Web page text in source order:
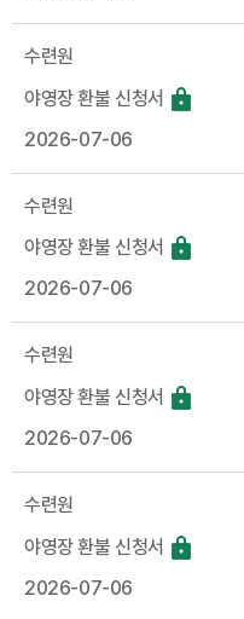
수련원
야영장 환불 신청서
2026-07-06
수련원
야영장 환불 신청서
2026-07-06
수련원
야영장 환불 신청서
2026-07-06
수련원
야영장 환불 신청서
2026-07-06